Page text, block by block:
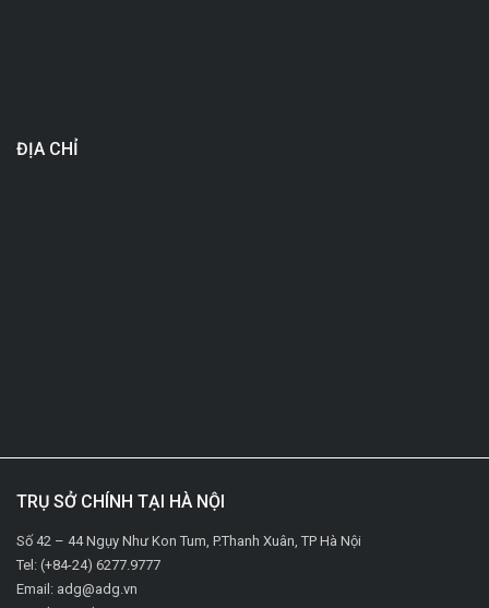
ĐỊA CHỈ
TRỤ SỞ CHÍNH TẠI HÀ NỘI
Số 42 – 44 Ngụy Như Kon Tum, P.Thanh Xuân, TP Hà Nội
Tel: (+84-24) 6277.9777
Email: adg@adg.vn